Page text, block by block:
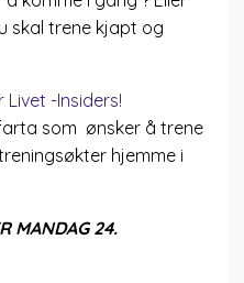
skal trene kjapt og
Livet -Insiders!
som ønsker å trene
hjemme i
MANDAG 24.